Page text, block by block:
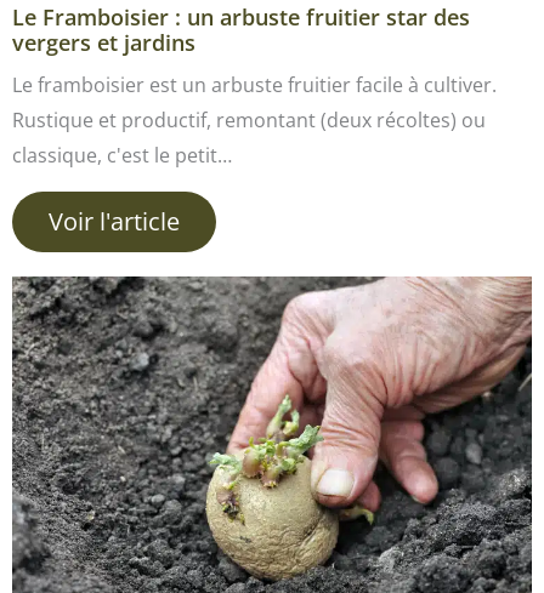
Le Framboisier : un arbuste fruitier star des
vergers et jardins
Le framboisier est un arbuste fruitier facile à cultiver.
Rustique et productif, remontant (deux récoltes) ou
classique, c'est le petit…
Voir l'article